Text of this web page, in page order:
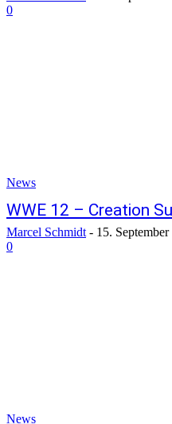
0
News
WWE 12 – Creation
Marcel Schmidt - 15. September
0
News